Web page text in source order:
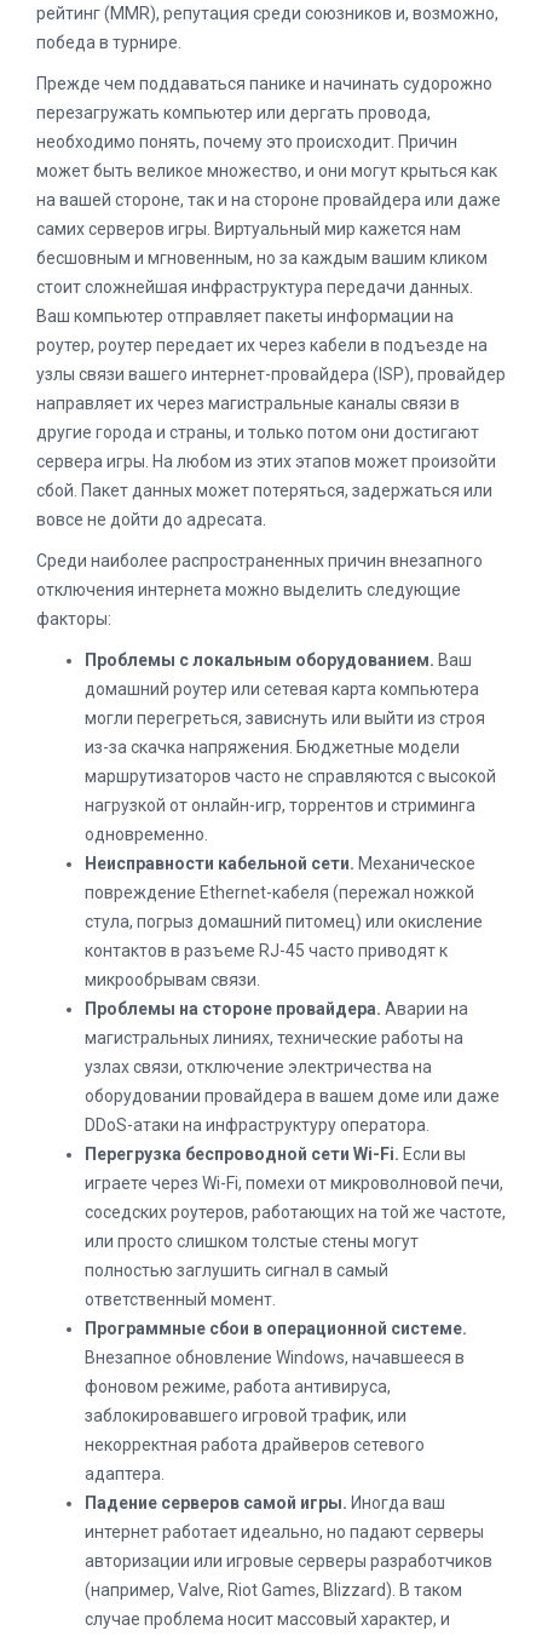
рейтинг (MMR), репутация среди союзников и, возможно,
победа в турнире.
Прежде чем поддаваться панике и начинать судорожно
перезагружать компьютер или дергать провода,
необходимо понять, почему это происходит. Причин
может быть великое множество, и они могут крыться как
на вашей стороне, так и на стороне провайдера или даже
самих серверов игры. Виртуальный мир кажется нам
бесшовным и мгновенным, но за каждым вашим кликом
стоит сложнейшая инфраструктура передачи данных.
Ваш компьютер отправляет пакеты информации на
роутер, роутер передает их через кабели в подъезде на
узлы связи вашего интернет-провайдера (ISP), провайдер
направляет их через магистральные каналы связи в
другие города и страны, и только потом они достигают
сервера игры. На любом из этих этапов может произойти
сбой. Пакет данных может потеряться, задержаться или
вовсе не дойти до адресата.
Среди наиболее распространенных причин внезапного
отключения интернета можно выделить следующие
факторы:
Проблемы с локальным оборудованием. Ваш
домашний роутер или сетевая карта компьютера
могли перегреться, зависнуть или выйти из строя
из-за скачка напряжения. Бюджетные модели
маршрутизаторов часто не справляются с высокой
нагрузкой от онлайн-игр, торрентов и стриминга
одновременно.
Неисправности кабельной сети. Механическое
повреждение Ethernet-кабеля (пережал ножкой
стула, погрыз домашний питомец) или окисление
контактов в разъеме RJ-45 часто приводят к
микрообрывам связи.
Проблемы на стороне провайдера. Аварии на
магистральных линиях, технические работы на
узлах связи, отключение электричества на
оборудовании провайдера в вашем доме или даже
DDoS-атаки на инфраструктуру оператора.
Перегрузка беспроводной сети Wi-Fi. Если вы
играете через Wi-Fi, помехи от микроволновой печи,
соседских роутеров, работающих на той же частоте,
или просто слишком толстые стены могут
полностью заглушить сигнал в самый
ответственный момент.
Программные сбои в операционной системе.
Внезапное обновление Windows, начавшееся в
фоновом режиме, работа антивируса,
заблокировавшего игровой трафик, или
некорректная работа драйверов сетевого
адаптера.
Падение серверов самой игры. Иногда ваш
интернет работает идеально, но падают серверы
авторизации или игровые серверы разработчиков
(например, Valve, Riot Games, Blizzard). В таком
случае проблема носит массовый характер, и